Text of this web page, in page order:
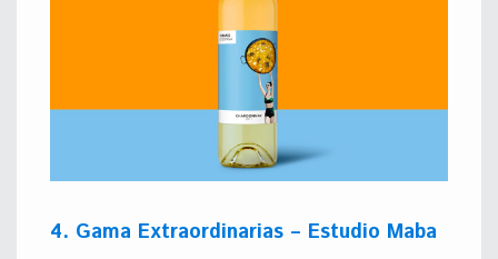
4. Gama Extraordinarias – Estudio Maba